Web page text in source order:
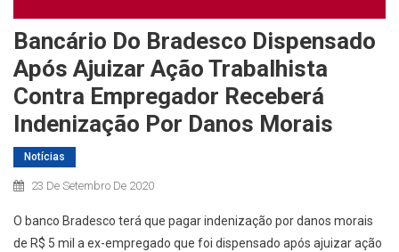
Bancário Do Bradesco Dispensado
Após Ajuizar Ação Trabalhista
Contra Empregador Receberá
Indenização Por Danos Morais
Notícias
23 De Setembro De 2020
O banco Bradesco terá que pagar indenização por danos morais
de R$ 5 mil a ex-empregado que foi dispensado após ajuizar ação